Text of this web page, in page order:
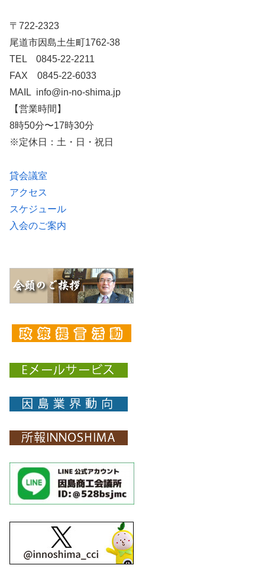
〒722-2323
尾道市因島土生町1762-38
TEL 0845-22-2211
FAX 0845-22-6033
MAIL info@in-no-shima.jp
【営業時間】
8時50分〜17時30分
※定休日：土・日・祝日
貸会議室
アクセス
スケジュール
入会のご案内